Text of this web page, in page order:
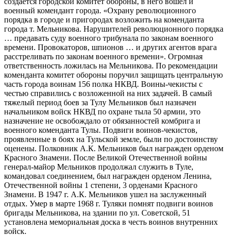
военный комендант города. «Охрану революционного
порядка в городе и пригородах возложить на коменданта
города т. Мельникова. Нарушителей революционного порядка
… предавать суду военного трибунала по законам военного
времени. Провокаторов, шпионов … и других агентов врага
расстреливать по законам военного времени». Огромная
ответственность ложилась на Мельникова. По рекомендации
коменданта комитет обороны поручил защищать центральную
часть города воинам 156 полка НКВД. Воины-чекисты с
честью справились с возложенной на них задачей. В самый
тяжелый период боев за Тулу Мельников был назначен
начальником войск НКВД по охране тыла 50 армии, это
назначение не освобождало от обязанностей комбрига и
военного коменданта Тулы. Подвиги воинов-чекистов,
проявленные в боях на Тульской земле, были по достоинству
оценены. Полковник А.К. Мельников был награжден орденом
Красного Знамени. После Великой Отечественной войны
генерал-майор Мельников продолжал служить в Туле,
командовал соединением, был награжден орденом Ленина,
Отечественной войны 1 степени, 3 орденами Красного
Знамени. В 1947 г. А.К. Мельников ушел на заслуженный
отдых. Умер в марте 1968 г. Туляки помнят подвиги воинов
бригады Мельникова, на здании по ул. Советской, 51
установлена мемориальная доска в честь воинов внутренних
войск.